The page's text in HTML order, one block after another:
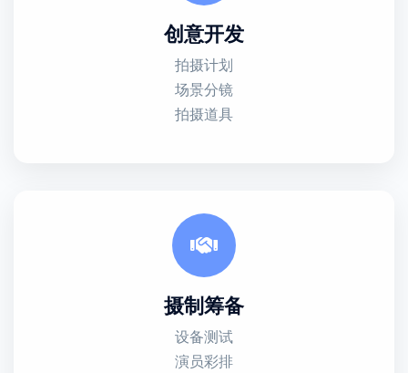
创意开发
拍摄计划
场景分镜
拍摄道具
摄制筹备
设备测试
演员彩排